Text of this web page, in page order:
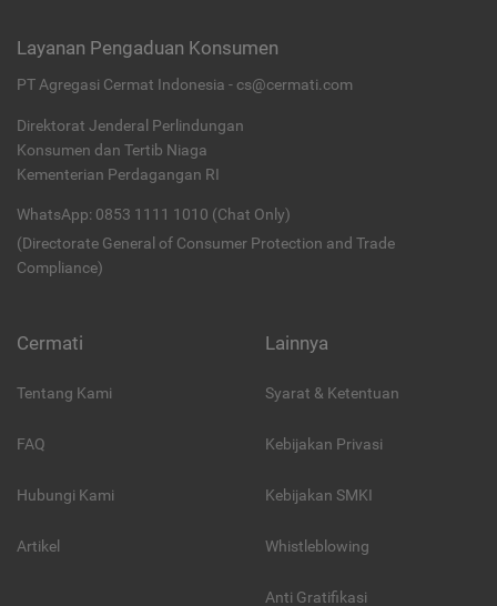
Layanan Pengaduan Konsumen
PT Agregasi Cermat Indonesia - cs@cermati.com
Direktorat Jenderal Perlindungan
Konsumen dan Tertib Niaga
Kementerian Perdagangan RI
WhatsApp: 0853 1111 1010 (Chat Only)
(Directorate General of Consumer Protection and Trade
Compliance)
Cermati
Tentang Kami
FAQ
Hubungi Kami
Artikel
Lainnya
Syarat & Ketentuan
Kebijakan Privasi
Kebijakan SMKI
Whistleblowing
Anti Gratifikasi